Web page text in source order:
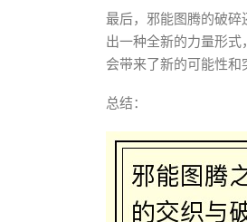
最后，邪能图腾的破
出一种全新的力量形
会带来了新的可能性和
总结：